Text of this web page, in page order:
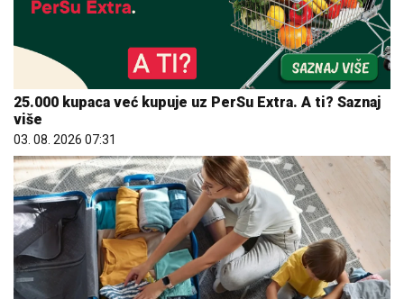
25.000 kupaca već kupuje uz PerSu Extra. A ti? Saznaj
više
03. 08. 2026 07:31